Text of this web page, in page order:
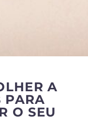
A
PARA
O SEU